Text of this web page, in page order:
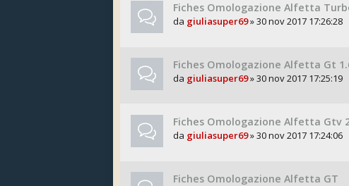
Fiches Omologazione Alfetta
da giuliasuper69» 30 nov 2017 17:26:28
Fiches Omologazione Alfetta Gt
da giuliasuper69» 30 nov 2017 17:25:19
Fiches Omologazione Alfetta Gtv
da giuliasuper69» 30 nov 2017 17:24:06
Fiches Omologazione Alfetta GT